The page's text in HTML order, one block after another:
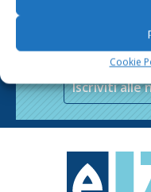
Cookie
Rimani
Iscriviti alle